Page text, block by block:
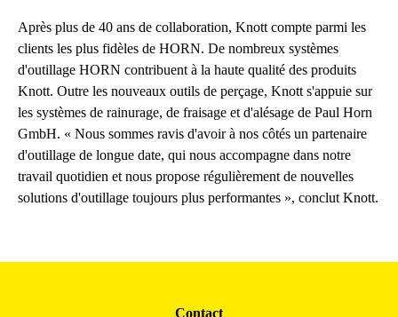
Après plus de 40 ans de collaboration, Knott compte parmi les
clients les plus fidèles de HORN. De nombreux systèmes
d'outillage HORN contribuent à la haute qualité des produits
Knott. Outre les nouveaux outils de perçage, Knott s'appuie sur
les systèmes de rainurage, de fraisage et d'alésage de Paul Horn
GmbH. « Nous sommes ravis d'avoir à nos côtés un partenaire
d'outillage de longue date, qui nous accompagne dans notre
travail quotidien et nous propose régulièrement de nouvelles
solutions d'outillage toujours plus performantes », conclut Knott.
Contact